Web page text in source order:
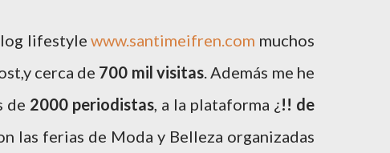
lifestylewww.santimeifren.com muchos
cerca de 700 mil visitas. Además me he
de 2000 periodistas, a la plataforma ¿!! de
las ferias de Moda y Belleza organizadas